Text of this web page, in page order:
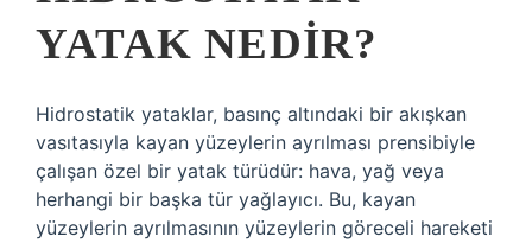
YATAK NEDIR?
Hidrostatik yataklar, basınç altındaki bir akışkan
vasıtasıyla kayan yüzeylerin ayrılması prensibiyle
çalışan özel bir yatak türüdür: hava, yağ veya
herhangi bir başka tür yağlayıcı. Bu, kayan
yüzeylerin ayrılmasının yüzeylerin göreceli hareketi